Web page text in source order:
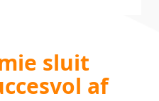
sluit
af